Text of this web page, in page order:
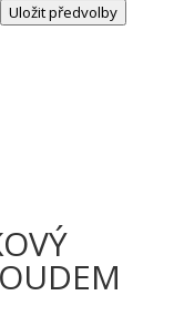
Uložit předvolby